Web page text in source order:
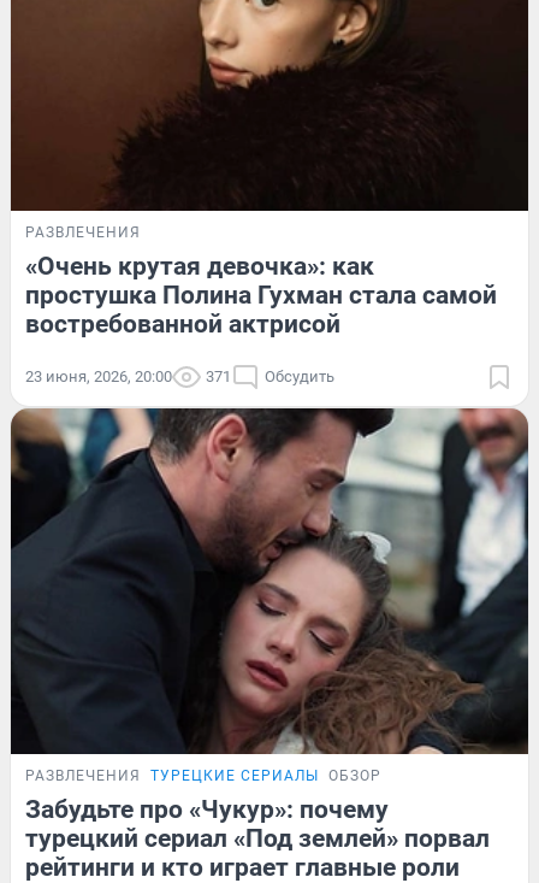
РАЗВЛЕЧЕНИЯ
«Очень крутая девочка»: как
простушка Полина Гухман стала самой
востребованной актрисой
23 июня, 2026, 20:00 371 Обсудить
РАЗВЛЕЧЕНИЯ ТУРЕЦКИЕ СЕРИАЛЫ ОБЗОР
Забудьте про «Чукур»: почему
турецкий сериал «Под землей» порвал
рейтинги и кто играет главные роли